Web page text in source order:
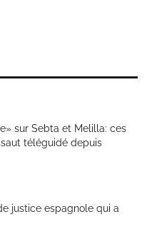
sur Sebta et Melilla: ces
téléguidé depuis
justice espagnole qui a